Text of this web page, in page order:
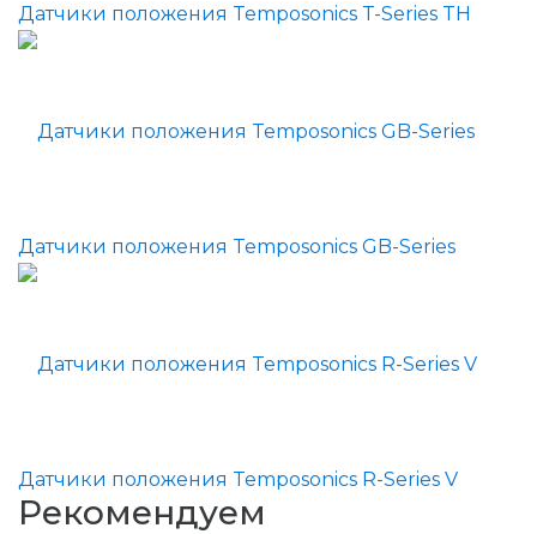
Датчики положения Temposonics T-Series TH
Датчики положения Temposonics GB-Series
Датчики положения Temposonics R-Series V
Рекомендуем